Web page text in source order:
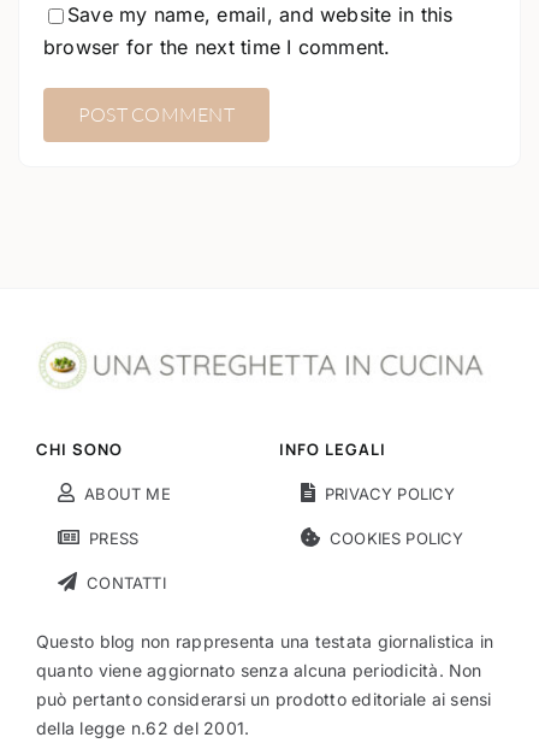
Save my name, email, and website in this
browser for the next time I comment.
CHI SONO
ABOUT ME
PRESS
CONTATTI
INFO LEGALI
PRIVACY POLICY
COOKIES POLICY
Questo blog non rappresenta una testata giornalistica in
quanto viene aggiornato senza alcuna periodicità. Non
può pertanto considerarsi un prodotto editoriale ai sensi
della legge n.62 del 2001.